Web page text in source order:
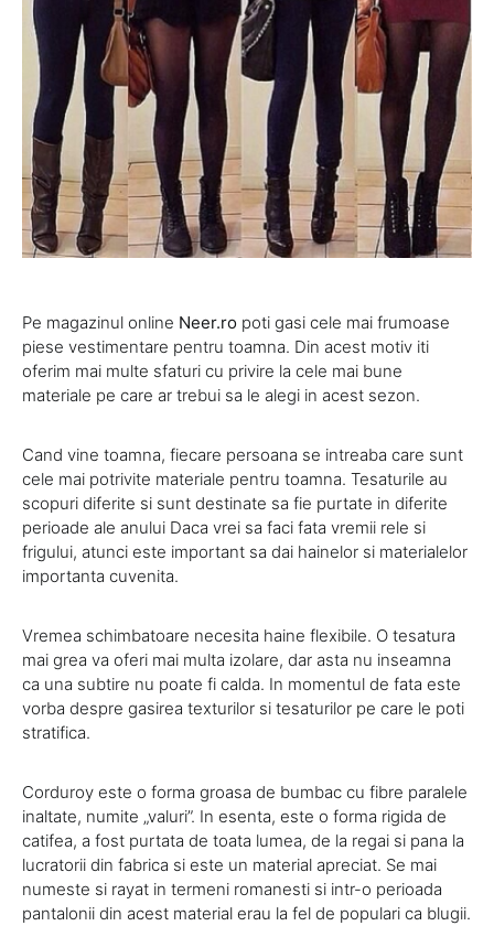
Pe magazinul online Neer.ro poti gasi cele mai frumoase
piese vestimentare pentru toamna. Din acest motiv iti
oferim mai multe sfaturi cu privire la cele mai bune
materiale pe care ar trebui sa le alegi in acest sezon.
Cand vine toamna, fiecare persoana se intreaba care sunt
cele mai potrivite materiale pentru toamna. Tesaturile au
scopuri diferite si sunt destinate sa fie purtate in diferite
perioade ale anului Daca vrei sa faci fata vremii rele si
frigului, atunci este important sa dai hainelor si materialelor
importanta cuvenita.
Vremea schimbatoare necesita haine flexibile. O tesatura
mai grea va oferi mai multa izolare, dar asta nu inseamna
ca una subtire nu poate fi calda. In momentul de fata este
vorba despre gasirea texturilor si tesaturilor pe care le poti
stratifica.
Corduroy este o forma groasa de bumbac cu fibre paralele
inaltate, numite „valuri”. In esenta, este o forma rigida de
catifea, a fost purtata de toata lumea, de la regai si pana la
lucratorii din fabrica si este un material apreciat. Se mai
numeste si rayat in termeni romanesti si intr-o perioada
pantalonii din acest material erau la fel de populari ca blugii.